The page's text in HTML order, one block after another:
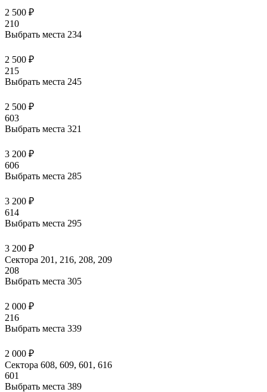
2 500 ₽
210
Выбрать места 234
2 500 ₽
215
Выбрать места 245
2 500 ₽
603
Выбрать места 321
3 200 ₽
606
Выбрать места 285
3 200 ₽
614
Выбрать места 295
3 200 ₽
Сектора 201, 216, 208, 209
208
Выбрать места 305
2 000 ₽
216
Выбрать места 339
2 000 ₽
Сектора 608, 609, 601, 616
601
Выбрать места 389